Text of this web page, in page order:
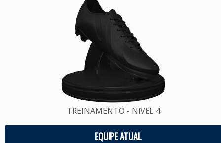
TREINAMENTO - NíVEL 4
EQUIPE ATUAL